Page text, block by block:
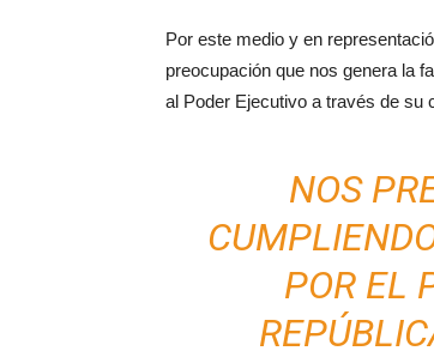
Por este medio y en
preocupación que nos genera la
al Poder Ejecutivo a través de su
NOS
POR EL